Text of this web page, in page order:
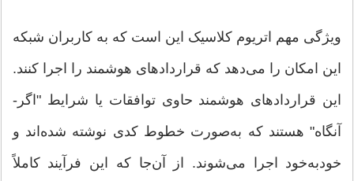
ویژگی مهم اتریوم کلاسیک این است که به کاربران شبکه
این امکان را می‌دهد که قراردادهای هوشمند را اجرا کنند.
این قراردادهای هوشمند حاوی توافقات یا شرایط "اگر-
آنگاه" هستند که به‌صورت خطوط کدی نوشته شده‌اند و
خودبه‌خود اجرا می‌شوند. از آن‌جا که این فرآیند کاملاً